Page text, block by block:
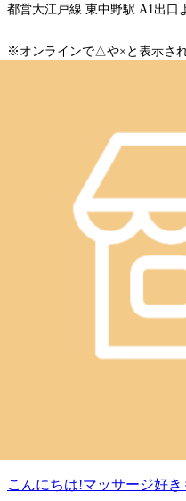
都営大江戸線 東中野駅 A1出口
※オンラインで△や×と表示さ
03-3364-5028
最近のブログ
8月7日(金)のご案内♪
こんにちは!マッサージ好
日も感染症対策を万全にし
います。11:00~21:00がご
チ』を取り入れたリラク系
〈営業時間〉終日:11時00
8月6日(木)のご案内♪
めご了承ください。
こんにちは!マッサージ好